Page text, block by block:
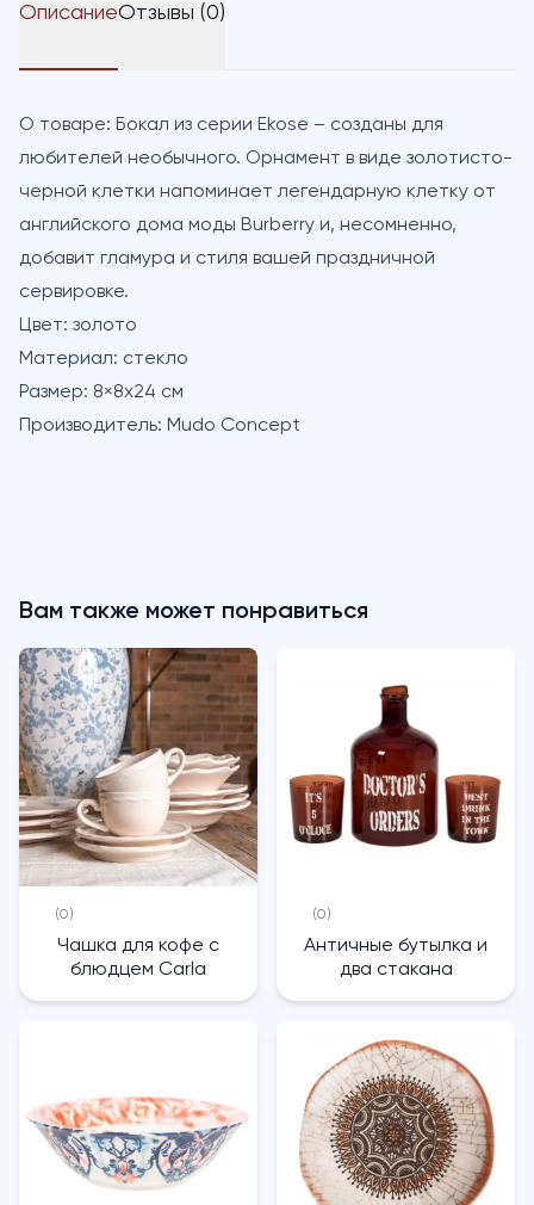
ОписаниеОтзывы (0)
О товаре: Бокал из серии Ekose – созданы для
любителей необычного. Орнамент в виде золотисто-
черной клетки напоминает легендарную клетку от
английского дома моды Burberry и, несомненно,
добавит гламура и стиля вашей праздничной
сервировке.
Цвет: золото
Материал: стекло
Размер: 8×8х24 см
Производитель: Mudo Concept
Вам также может понравиться
(0)
Чашка для кофе с
блюдцем Carla
(0)
Античные бутылка и
два стакана